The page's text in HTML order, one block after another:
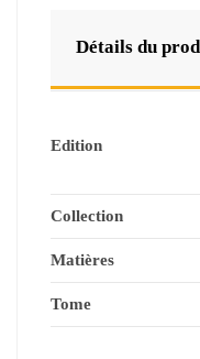
Détails du
Edition
Collection
Matières
Tome